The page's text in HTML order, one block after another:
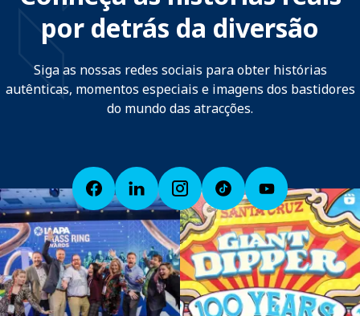
por detrás da diversão
Siga as nossas redes sociais para obter histórias
autênticas, momentos especiais e imagens dos bastidores
do mundo das atracções.